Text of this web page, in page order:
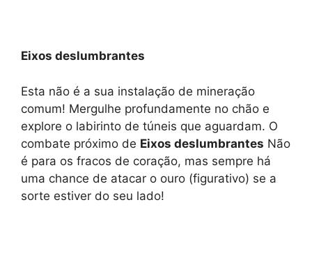
Eixos deslumbrantes
Esta não é a sua instalação de mineração
comum! Mergulhe profundamente no chão e
explore o labirinto de túneis que aguardam. O
combate próximo de Eixos deslumbrantes Não
é para os fracos de coração, mas sempre há
uma chance de atacar o ouro (figurativo) se a
sorte estiver do seu lado!